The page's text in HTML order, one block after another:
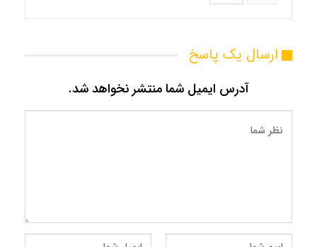
ارسال یک پاسخ
آدرس ایمیل شما منتشر نخواهد شد.